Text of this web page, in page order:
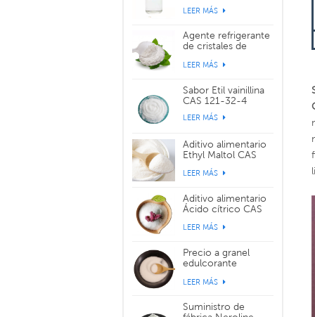
LEER MÁS
Agente refrigerante
de cristales de
39711-79-0
LEER MÁS
Sabor Etil vainillina
CAS 121-32-4
LEER MÁS
Aditivo alimentario
Ethyl Maltol CAS
LEER MÁS
Aditivo alimentario
Ácido cítrico CAS
LEER MÁS
Precio a granel
edulcorante
sucralosa CAS
LEER MÁS
Suministro de